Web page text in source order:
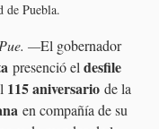
de Puebla.
—El gobernador
presenció el desfile
115 aniversario de la
en compañía de su